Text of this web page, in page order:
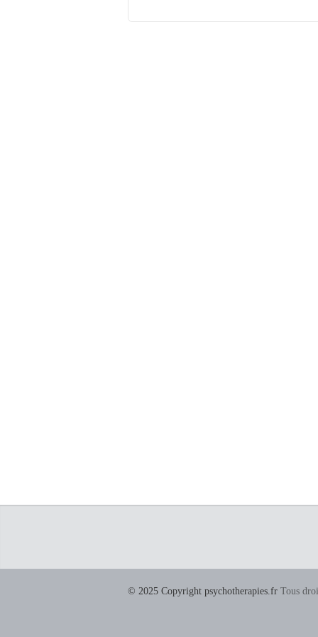
© 2025 Copyright psychotherapies.fr Tous